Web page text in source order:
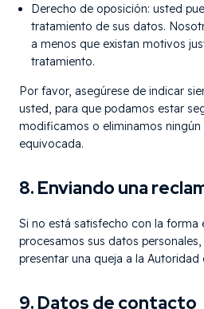
Derecho de oposición: usted
tratamiento de sus datos.
a menos que existan motivos
tratamiento.
Por favor, asegúrese de indicar
usted, para que podamos estar
modificamos o eliminamos
equivocada.
8. Enviando una
Si no está satisfecho con la forma
procesamos sus datos
presentar una queja a la
9. Datos de contacto